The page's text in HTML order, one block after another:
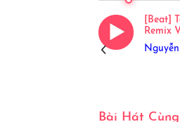
[Beat]
Remix
Bài Hát